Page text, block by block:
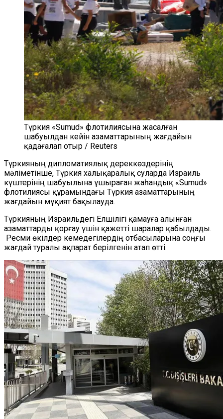
Түркия «Sumud» флотилиясына жасалған
шабуылдан кейін азаматтарының жағдайын
қадағалап отыр / Reuters
Түркияның дипломатиялық дереккөздерінің
мәліметінше, Түркия халықаралық суларда Израиль
күштерінің шабуылына ұшыраған жаһандық «Sumud»
флотилиясы құрамындағы Түркия азаматтарының
жағдайын мұқият бақылауда.
Түркияның Израильдегі Елшілігі қамауға алынған
азаматтарды қорғау үшін қажетті шаралар қабылдады.
Ресми өкілдер кемедегілердің отбасыларына соңғы
жағдай туралы ақпарат берілгенін атап өтті.